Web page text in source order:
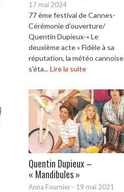
17 mai 2024
77 ème festival de Cannes-
Cérémonie d’ouverture/
Quentin Dupieux-« Le
deuxième acte » Fidèle à sa
réputation, la météo cannoise
s’éta...Lire la suite
Quentin Dupieux –
« Mandibules »
Anna Fournier - 19 mai 2021